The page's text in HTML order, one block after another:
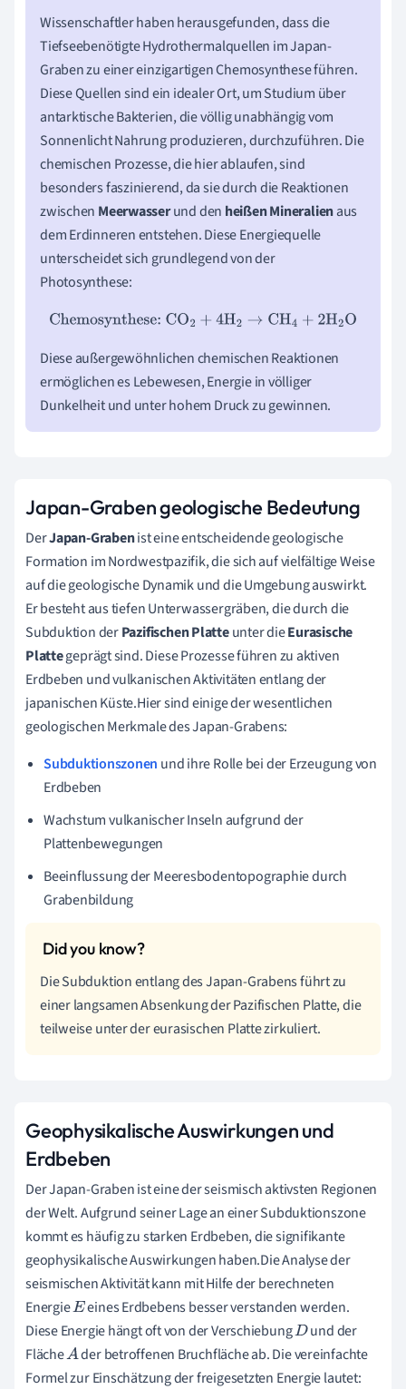
Wissenschaftler haben herausgefunden, dass die
Tiefseebenötigte Hydrothermalquellen im Japan-
Graben zu einer einzigartigen Chemosynthese führen.
Diese Quellen sind ein idealer Ort, um Studium über
antarktische Bakterien, die völlig unabhängig vom
Sonnenlicht Nahrung produzieren, durchzuführen. Die
chemischen Prozesse, die hier ablaufen, sind
besonders faszinierend, da sie durch die Reaktionen
zwischen Meerwasserund den heißen Mineralienaus
dem Erdinneren entstehen. Diese Energiequelle
unterscheidet sich grundlegend von der
Photosynthese:
Chemosynthese:CO2 +4H2 →CH4+2H 2O
Diese außergewöhnlichen chemischen Reaktionen
ermöglichen es Lebewesen, Energie in völliger
Dunkelheit und unter hohem Druck zu gewinnen.
Japan-Graben geologische Bedeutung
DerJapan-Grabenist eine entscheidende geologische
Formation im Nordwestpazifik, die sich auf vielfältige Weise
auf die geologische Dynamik und die Umgebung auswirkt.
Er besteht aus tiefen Unterwassergräben, die durch die
Subduktion derPazifischen Platteunter dieEurasische
Plattegeprägt sind. Diese Prozesse führen zu aktiven
Erdbeben und vulkanischen Aktivitäten entlang der
japanischen Küste.Hier sind einige der wesentlichen
geologischen Merkmale des Japan-Grabens:
Subduktionszonen und ihre Rolle bei der Erzeugung von
Erdbeben
Wachstum vulkanischer Inseln aufgrund der
Plattenbewegungen
Beeinflussung der Meeresbodentopographie durch
Grabenbildung
Die Subduktion entlang des Japan-Grabens führt zu
einer langsamen Absenkung der Pazifischen Platte, die
teilweise unter der eurasischen Platte zirkuliert.
Geophysikalische Auswirkungen und
Erdbeben
Der Japan-Graben ist eine der seismisch aktivsten Regionen
der Welt. Aufgrund seiner Lage an einer Subduktionszone
kommt es häufig zu starken Erdbeben, die signifikante
geophysikalische Auswirkungen haben.Die Analyse der
seismischen Aktivität kann mit Hilfe der berechneten
EnergieE eines Erdbebens besser verstanden werden.
Diese Energie hängt oft von der VerschiebungD und der
FlächeA der betroffenen Bruchfläche ab. Die vereinfachte
Formel zur Einschätzung der freigesetzten Energie lautet: